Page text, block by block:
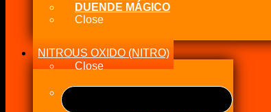
DUENDE MÁGICO
Close
NITROUS OXIDO (NITRO)
Close